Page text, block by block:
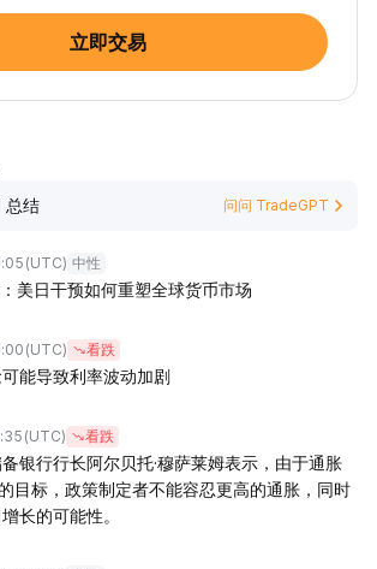
立即交易
总结 问问 TradeGPT
(UTC) 中性
美日干预如何重塑全球货币市场
(UTC) 看跌
能导致利率波动加剧
(UTC) 看跌
银行行长阿尔贝托·穆萨莱姆表示，由于通胀
目标，政策制定者不能容忍更高的通胀，同时
长的可能性。